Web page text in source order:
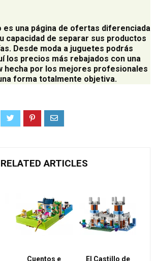
es una página de ofertas diferenciada
capacidad de separar sus productos
Desde moda a juguetes podrás
los precios más rebajados con una
hecha por los mejores profesionales
forma totalmente objetiva.
RELATED ARTICLES
Cuentos e
El Castillo de